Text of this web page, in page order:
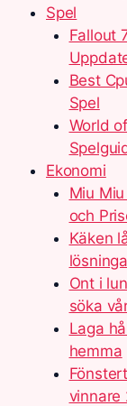
Spel
Fallout
Best
Spel
World
Ekonomi
Miu
och
Käken
Ont i
söka
Laga
hemma
vinnare